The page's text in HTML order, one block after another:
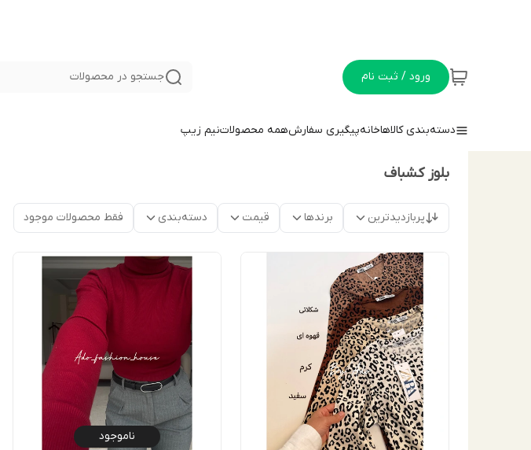
ورود / ثبت نام جستجو در محصولات
دسته‌بندی کالاهاخانهپیگیری سفارشهمه محصولاتنيم زيپ
بلوز كشباف
پربازدیدترین برندها قیمت دسته‌بندی فقط محصولات موجود
ناموجود